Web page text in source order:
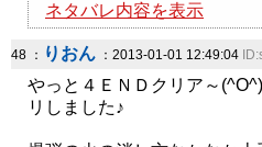
ネタバレ内容を表示
48 ： りおん ：2013-01-01 12:49:04
やっと４ＥＮＤクリア～
リしました♪